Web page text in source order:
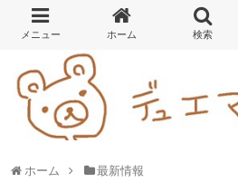
ホーム 最新情報